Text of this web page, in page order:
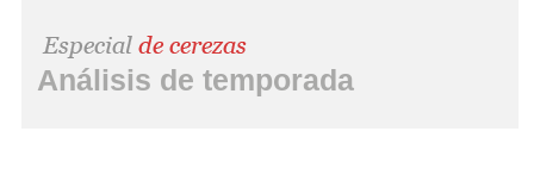
Análisis de temporada